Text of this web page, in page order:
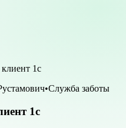
1с
•Служба заботы
1с